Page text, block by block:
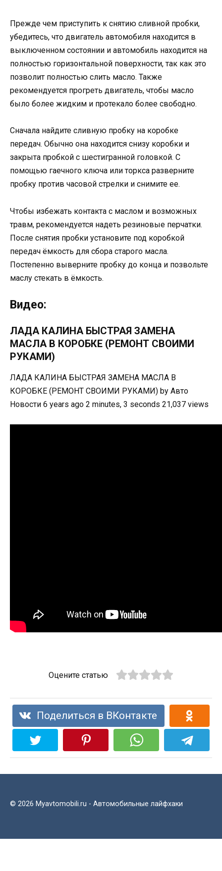
Прежде чем приступить к снятию сливной пробки,
убедитесь, что двигатель автомобиля находится в
выключенном состоянии и автомобиль находится на
полностью горизонтальной поверхности, так как это
позволит полностью слить масло. Также
рекомендуется прогреть двигатель, чтобы масло
было более жидким и протекало более свободно.
Сначала найдите сливную пробку на коробке
передач. Обычно она находится снизу коробки и
закрыта пробкой с шестигранной головкой. С
помощью гаечного ключа или торкса разверните
пробку против часовой стрелки и снимите ее.
Чтобы избежать контакта с маслом и возможных
травм, рекомендуется надеть резиновые перчатки.
После снятия пробки установите под коробкой
передач ёмкость для сбора старого масла.
Постепенно выверните пробку до конца и позвольте
маслу стекать в ёмкость.
Видео:
ЛАДА КАЛИНА БЫСТРАЯ ЗАМЕНА
МАСЛА В КОРОБКЕ (РЕМОНТ СВОИМИ
РУКАМИ)
ЛАДА КАЛИНА БЫСТРАЯ ЗАМЕНА МАСЛА В
КОРОБКЕ (РЕМОНТ СВОИМИ РУКАМИ) by Авто
Новости 6 years ago 2 minutes, 3 seconds 21,037 views
Оцените статью
Поделиться в ВКонтакте
© 2026 Myavtomobili.ru - Автомобильные лайфхаки